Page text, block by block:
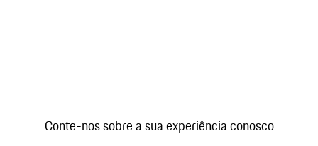
Conte-nos sobre a sua experiência conosco